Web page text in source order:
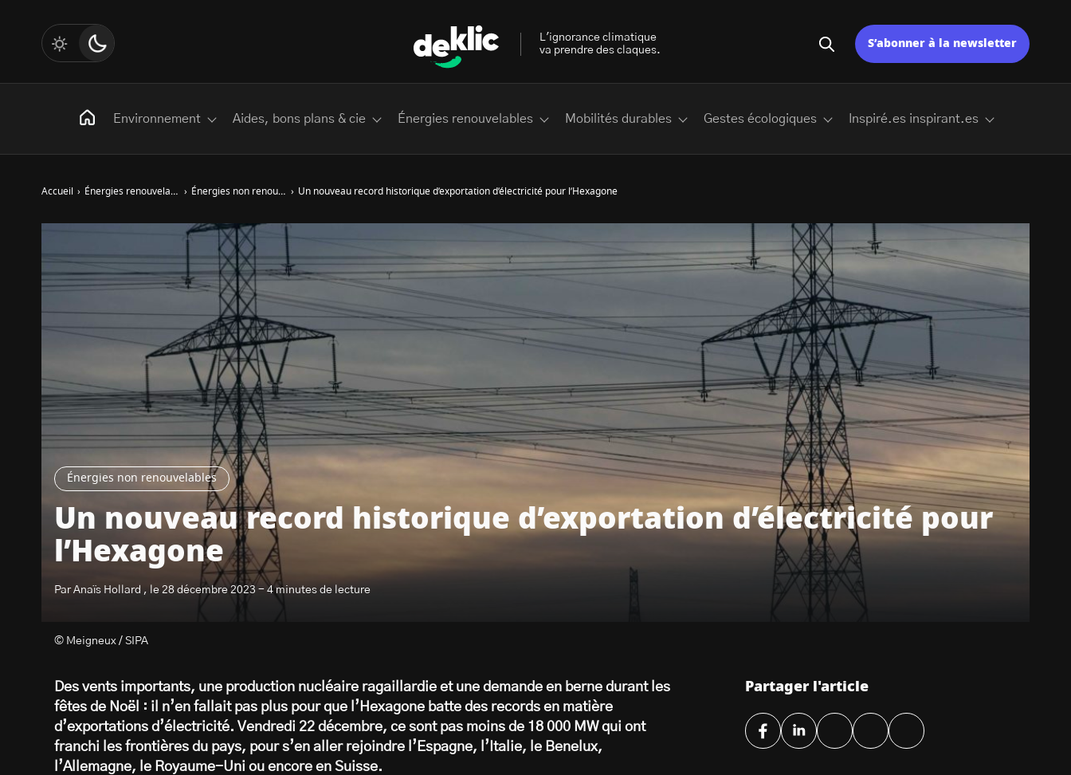
Énergies non renouvelables
Un nouveau record historique d’exportation d’électricité pour
l’Hexagone
Par Anaïs Hollard , le 28 décembre 2023 - 4 minutes de lecture
© Meigneux / SIPA
Accueil › Énergies renouvelables › Énergies non renouvelables › Un nouveau record historique d’exportation d’électricité pour l’Hexagone
Des vents importants, une production nucléaire ragaillardie et une demande en berne durant les
fêtes de Noël : il n’en fallait pas plus pour que l’Hexagone batte des records en matière
d’exportations d’électricité. Vendredi 22 décembre, ce sont pas moins de 18 000 MW qui ont
franchi les frontières du pays, pour s’en aller rejoindre l’Espagne, l’Italie, le Benelux,
l’Allemagne, le Royaume-Uni ou encore en Suisse.
Partager l'article
L'ignorance climatique
va prendre des claques.
S’abonner à la newsletter
Environnement Aides, bons plans & cie Énergies renouvelables Mobilités durables Gestes écologiques Inspiré.es inspirant.es
:
Les mots clés les plus recherchés sur Deklic
Transition Écologique Volte-face